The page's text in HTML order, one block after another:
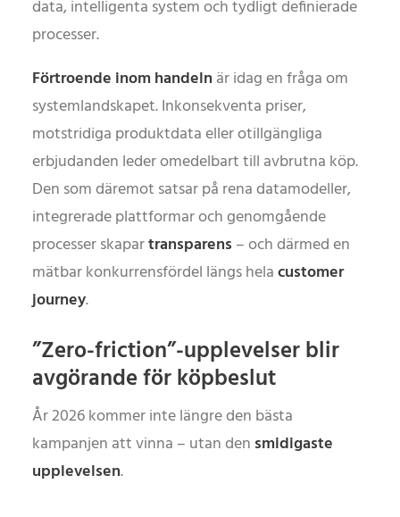
data, intelligenta system och tydligt definierade
processer.
Förtroende inom handeln är idag en fråga om
systemlandskapet. Inkonsekventa priser,
motstridiga produktdata eller otillgängliga
erbjudanden leder omedelbart till avbrutna köp.
Den som däremot satsar på rena datamodeller,
integrerade plattformar och genomgående
processer skapartransparens – och därmed en
mätbar konkurrensfördel längs helacustomer
journey.
”Zero-friction”-upplevelser blir
avgörande för köpbeslut
År 2026 kommer inte längre den bästa
kampanjen att vinna – utan den smidigaste
upplevelsen.